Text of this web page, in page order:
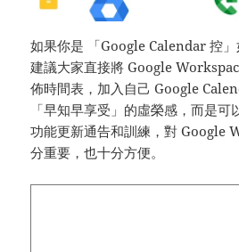
如果你是 「Google Calendar 控
建議大家直接將 Google
佈時間表，加入自己 Google
「早知早享受」的虛榮感，而是
功能更新通告和訓練，對 Google
分重要，也十分方便。